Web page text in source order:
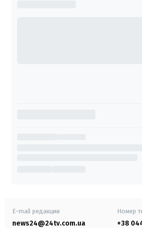
E-mail редакции
news24@24tv.com.ua
Номер
+38